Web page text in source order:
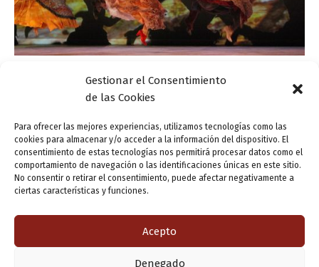
Gestionar el Consentimiento
de las Cookies
Para ofrecer las mejores experiencias, utilizamos tecnologías como las
cookies para almacenar y/o acceder a la información del dispositivo. El
consentimiento de estas tecnologías nos permitirá procesar datos como el
comportamiento de navegación o las identificaciones únicas en este sitio.
No consentir o retirar el consentimiento, puede afectar negativamente a
ciertas características y funciones.
Acepto
Denegado
La Casa Zorrilla arranca septiembre con la
mirada en las Fiestas de Valladolid
ensutinta/2 septiembre, 2014
La Casa Zorrilla ha despedido su horario de agosto, lleno
de actividades, juegos y talleres veraniegos, y ha
en su […]